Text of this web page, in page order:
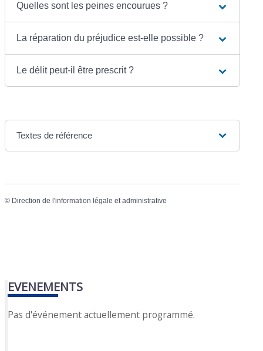
Quelles sont les peines encourues ?
La réparation du préjudice est-elle possible ?
Le délit peut-il être prescrit ?
Textes de référence
© Direction de l'information légale et administrative
EVENEMENTS
Pas d'événement actuellement programmé.